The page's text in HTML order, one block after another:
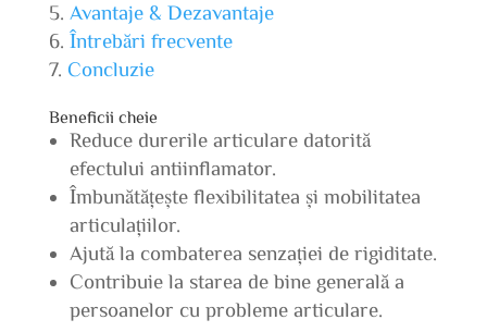
Avantaje & Dezavantaje
Întrebări frecvente
Concluzie
Beneficii cheie
Reduce durerile articulare datorită
efectului antiinflamator.
Îmbunătățește flexibilitatea și mobilitatea
articulațiilor.
Ajută la combaterea senzației de rigiditate.
Contribuie la starea de bine generală a
persoanelor cu probleme articulare.